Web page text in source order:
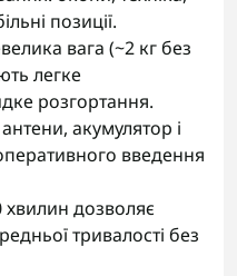
позиції.
вага (~2 кг без
легке
розгортання.
акумулятор і
введення
дозволяє
тривалості без